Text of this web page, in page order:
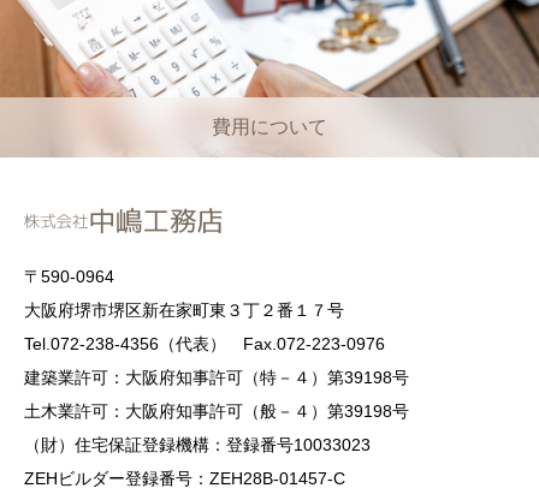
費用について
〒590-0964
大阪府堺市堺区新在家町東３丁２番１７号
Tel.072-238-4356（代表） Fax.072-223-0976
建築業許可：大阪府知事許可（特－４）第39198号
土木業許可：大阪府知事許可（般－４）第39198号
（財）住宅保証登録機構：登録番号10033023
ZEHビルダー登録番号：ZEH28B-01457-C